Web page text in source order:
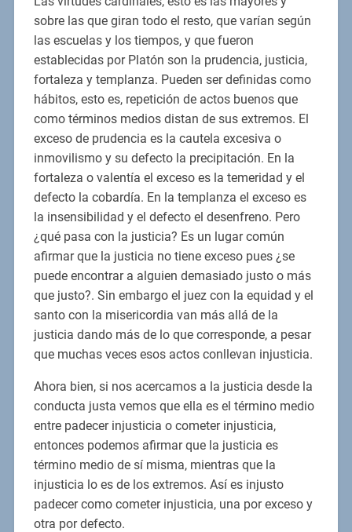
sobre las que giran todo el resto, que varían según
las escuelas y los tiempos, y que fueron
establecidas por Platón son la prudencia, justicia,
fortaleza y templanza. Pueden ser definidas como
hábitos, esto es, repetición de actos buenos que
como términos medios distan de sus extremos. El
exceso de prudencia es la cautela excesiva o
inmovilismo y su defecto la precipitación. En la
fortaleza o valentía el exceso es la temeridad y el
defecto la cobardía. En la templanza el exceso es
la insensibilidad y el defecto el desenfreno. Pero
¿qué pasa con la justicia? Es un lugar común
afirmar que la justicia no tiene exceso pues ¿se
puede encontrar a alguien demasiado justo o más
que justo?. Sin embargo el juez con la equidad y el
santo con la misericordia van más allá de la
justicia dando más de lo que corresponde, a pesar
que muchas veces esos actos conllevan injusticia.
Ahora bien, si nos acercamos a la justicia desde la
conducta justa vemos que ella es el término medio
entre padecer injusticia o cometer injusticia,
entonces podemos afirmar que la justicia es
término medio de sí misma, mientras que la
injusticia lo es de los extremos. Así es injusto
padecer como cometer injusticia, una por exceso y
otra por defecto.